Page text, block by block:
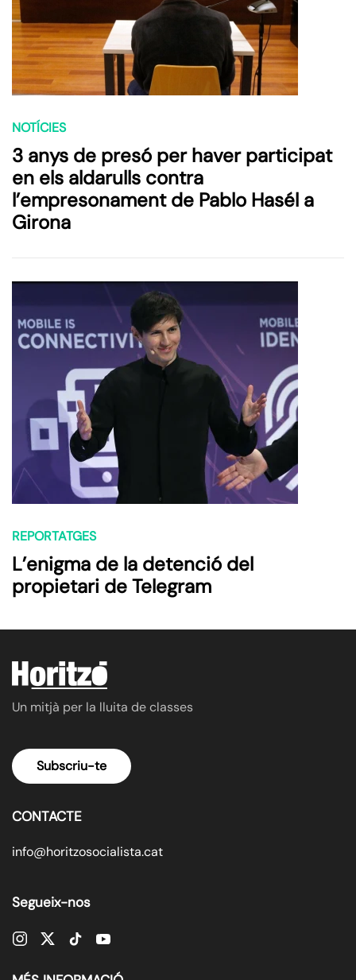
NOTÍCIES
3 anys de presó per haver participat
en els aldarulls contra
l’empresonament de Pablo Hasél a
Girona
REPORTATGES
L’enigma de la detenció del
propietari de Telegram
Un mitjà per la lluita de classes
Subscriu-te
CONTACTE
info@horitzosocialista.cat
Segueix-nos